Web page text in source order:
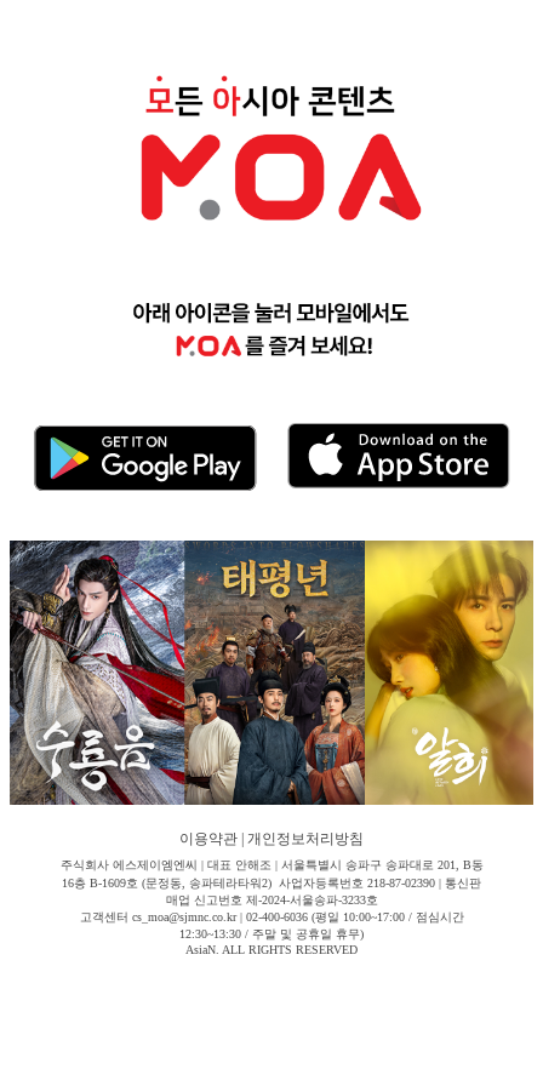
이용약관 개인정보처리방침
주식회사 에스제이엠엔씨 | 대표 안해조 | 서울특별시 송파구 송파대로 201, B동
16층 B-1609호 (문정동, 송파테라타워2) 사업자등록번호 218-87-02390 | 통신판
매업 신고번호 제-2024-서울송파-3233호
고객센터 cs_moa@sjmnc.co.kr | 02-400-6036 (평일 10:00~17:00 / 점심시간
12:30~13:30 / 주말 및 공휴일 휴무)
AsiaN. ALL RIGHTS RESERVED